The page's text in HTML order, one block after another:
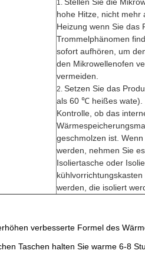
1.
hohe Hitze, nicht mehr
Heizung wenn Sie das
Trommelphänomen
sofort aufhören, um
den Mikrowellenofen
vermeiden.
2. Setzen Sie das
als 60 ℃ heißes wate).
Kontrolle, ob das
geschmolzen ist.
werden, nehmen Sie
Isoliertasche oder
werden, die isoliert
verbesserte Formel des
Taschen halten Sie warme 6-8